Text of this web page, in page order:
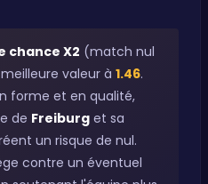
chance X2 (match nul
valeur à 1.46.
forme et en qualité,
de Freiburg et sa
un risque de nul.
contre un éventuel